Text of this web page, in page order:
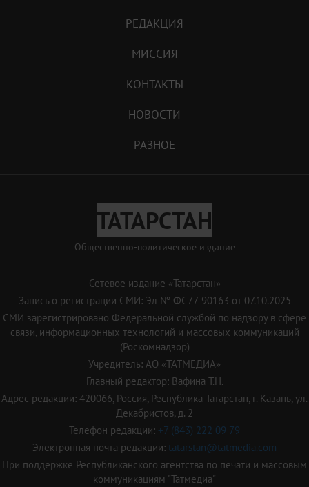
РЕДАКЦИЯ
МИССИЯ
КОНТАКТЫ
НОВОСТИ
РАЗНОЕ
ТАТАРСТАН
Общественно-политическое издание
Сетевое издание «Татарстан»
Запись о регистрации СМИ: Эл № ФС77-90163 от 07.10.2025
СМИ зарегистрировано Федеральной службой по надзору в сфере
связи, информационных технологий и массовых коммуникаций
(Роскомнадзор)
Учредитель: АО «ТАТМЕДИА»
Главный редактор: Вафина Т.Н.
Адрес редакции: 420066, Россия, Республика Татарстан, г. Казань, ул.
Декабристов, д. 2
Телефон редакции: +7 (843) 222 09 79
Электронная почта редакции: tatarstan@tatmedia.com
При поддержке Республиканского агентства по печати и массовым
коммуникациям "Татмедиа"